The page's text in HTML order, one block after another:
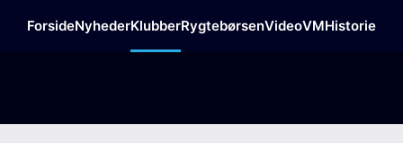
ForsideNyhederKlubberRygtebørsenVideoVMHistorie